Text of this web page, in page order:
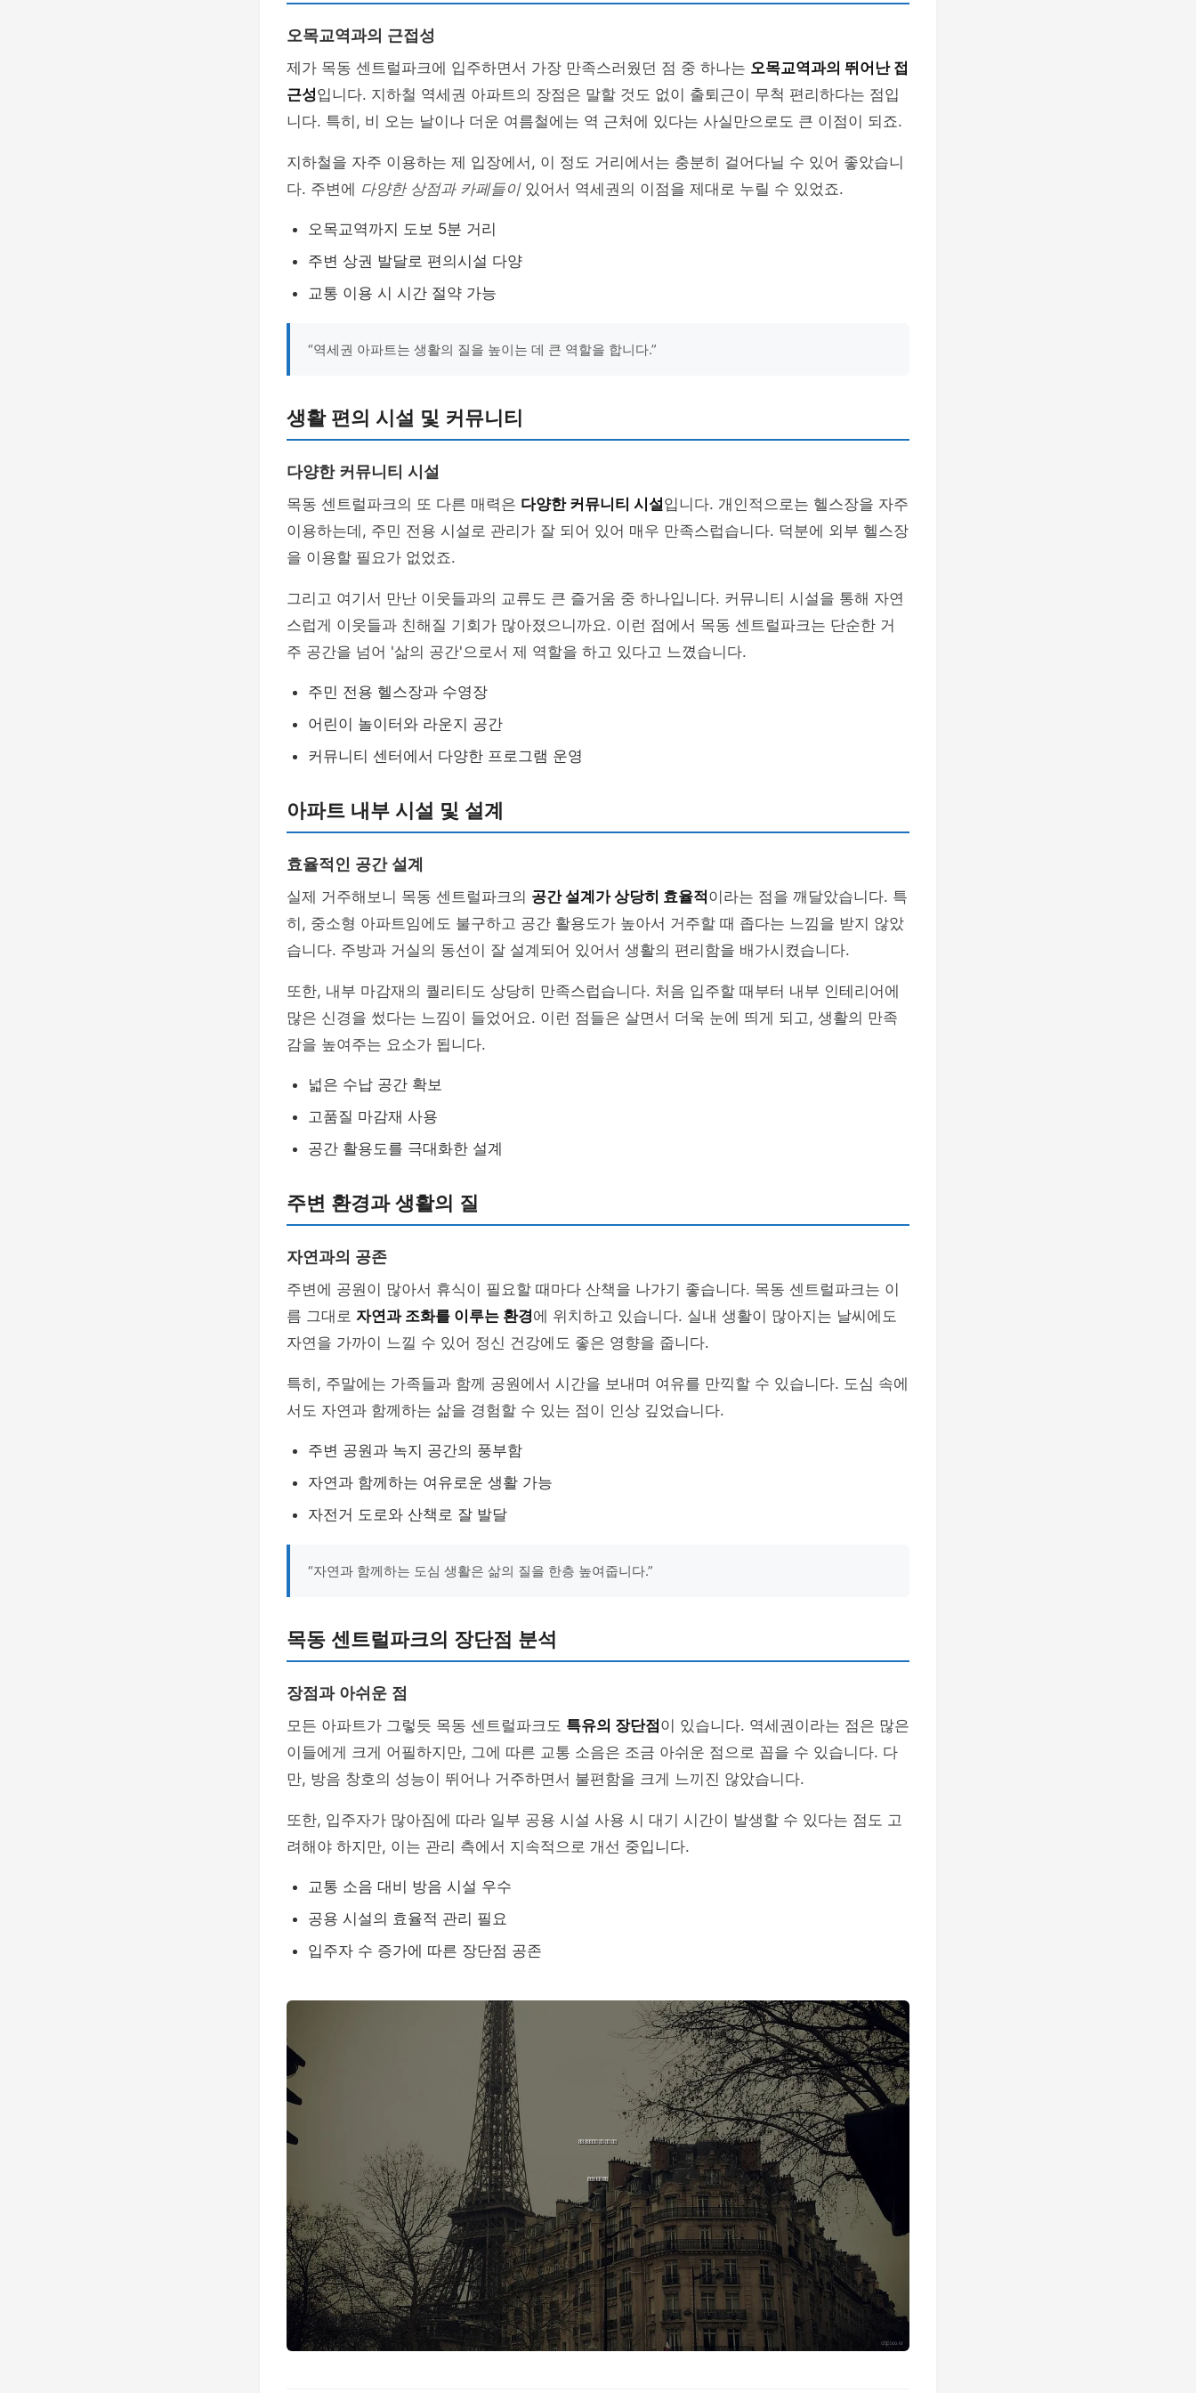
오목교역과의 근접성
제가 목동 센트럴파크에 입주하면서 가장 만족스러웠던 점 중 하나는 오목교역과의 뛰어난 접
근성입니다. 지하철 역세권 아파트의 장점은 말할 것도 없이 출퇴근이 무척 편리하다는 점입
니다. 특히, 비 오는 날이나 더운 여름철에는 역 근처에 있다는 사실만으로도 큰 이점이 되죠.
지하철을 자주 이용하는 제 입장에서, 이 정도 거리에서는 충분히 걸어다닐 수 있어 좋았습니
다. 주변에 다양한 상점과 카페들이있어서 역세권의 이점을 제대로 누릴 수 있었죠.
오목교역까지 도보 5분 거리
주변 상권 발달로 편의시설 다양
교통 이용 시 시간 절약 가능
“역세권 아파트는 생활의 질을 높이는 데 큰 역할을 합니다.”
생활 편의 시설 및 커뮤니티
다양한 커뮤니티 시설
목동 센트럴파크의 또 다른 매력은 다양한 커뮤니티 시설입니다. 개인적으로는 헬스장을 자주
이용하는데, 주민 전용 시설로 관리가 잘 되어 있어 매우 만족스럽습니다. 덕분에 외부 헬스장
을 이용할 필요가 없었죠.
그리고 여기서 만난 이웃들과의 교류도 큰 즐거움 중 하나입니다. 커뮤니티 시설을 통해 자연
스럽게 이웃들과 친해질 기회가 많아졌으니까요. 이런 점에서 목동 센트럴파크는 단순한 거
주 공간을 넘어 '삶의 공간'으로서 제 역할을 하고 있다고 느꼈습니다.
주민 전용 헬스장과 수영장
어린이 놀이터와 라운지 공간
커뮤니티 센터에서 다양한 프로그램 운영
아파트 내부 시설 및 설계
효율적인 공간 설계
실제 거주해보니 목동 센트럴파크의 공간 설계가 상당히 효율적이라는 점을 깨달았습니다. 특
히, 중소형 아파트임에도 불구하고 공간 활용도가 높아서 거주할 때 좁다는 느낌을 받지 않았
습니다. 주방과 거실의 동선이 잘 설계되어 있어서 생활의 편리함을 배가시켰습니다.
또한, 내부 마감재의 퀄리티도 상당히 만족스럽습니다. 처음 입주할 때부터 내부 인테리어에
많은 신경을 썼다는 느낌이 들었어요. 이런 점들은 살면서 더욱 눈에 띄게 되고, 생활의 만족
감을 높여주는 요소가 됩니다.
넓은 수납 공간 확보
고품질 마감재 사용
공간 활용도를 극대화한 설계
주변 환경과 생활의 질
자연과의 공존
주변에 공원이 많아서 휴식이 필요할 때마다 산책을 나가기 좋습니다. 목동 센트럴파크는 이
름 그대로 자연과 조화를 이루는 환경에 위치하고 있습니다. 실내 생활이 많아지는 날씨에도
자연을 가까이 느낄 수 있어 정신 건강에도 좋은 영향을 줍니다.
특히, 주말에는 가족들과 함께 공원에서 시간을 보내며 여유를 만끽할 수 있습니다. 도심 속에
서도 자연과 함께하는 삶을 경험할 수 있는 점이 인상 깊었습니다.
주변 공원과 녹지 공간의 풍부함
자연과 함께하는 여유로운 생활 가능
자전거 도로와 산책로 잘 발달
“자연과 함께하는 도심 생활은 삶의 질을 한층 높여줍니다.”
목동 센트럴파크의 장단점 분석
장점과 아쉬운 점
모든 아파트가 그렇듯 목동 센트럴파크도 특유의 장단점이 있습니다. 역세권이라는 점은 많은
이들에게 크게 어필하지만, 그에 따른 교통 소음은 조금 아쉬운 점으로 꼽을 수 있습니다. 다
만, 방음 창호의 성능이 뛰어나 거주하면서 불편함을 크게 느끼진 않았습니다.
또한, 입주자가 많아짐에 따라 일부 공용 시설 사용 시 대기 시간이 발생할 수 있다는 점도 고
려해야 하지만, 이는 관리 측에서 지속적으로 개선 중입니다.
교통 소음 대비 방음 시설 우수
공용 시설의 효율적 관리 필요
입주자 수 증가에 따른 장단점 공존